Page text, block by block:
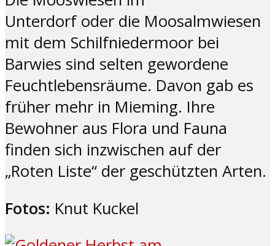
Unterdorf oder die Moosalmwiesen
mit dem Schilfniedermoor bei
Barwies sind selten gewordene
Feuchtlebensräume. Davon gab es
früher mehr in Mieming. Ihre
Bewohner aus Flora und Fauna
finden sich inzwischen auf der
„Roten Liste“ der geschützten Arten.
Fotos: Knut Kuckel